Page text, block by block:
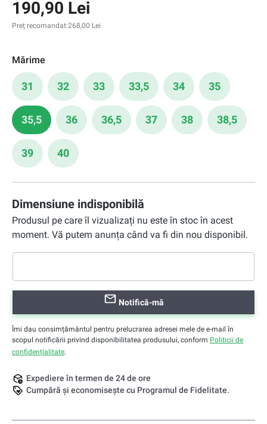
190,90 Lei
Preț recomandat:268,00 Lei
Mărime
31 32 33 33,5 34 35
35,5 36 36,5 37 38 38,5
39 40
Dimensiune indisponibilă
Produsul pe care îl vizualizați nu este în stoc în acest
moment. Vă putem anunța când va fi din nou disponibil.
Notifică-mă
Îmi dau consimțământul pentru prelucrarea adresei mele de e-mail în
scopul notificării privind disponibilitatea produsului, conform Politicii de
confidențialitate.
Expediere în termen de 24 de ore
Cumpără și economisește cu Programul de Fidelitate.